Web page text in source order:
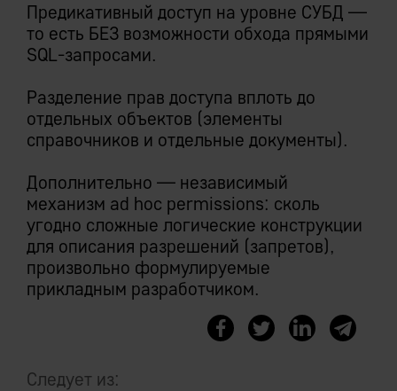
Централизованное хранение данных IEM
Системы
Мультифункциональность закрытой
платформы
Отложенное исполнение
транзакций при межмодульной
синхронизации
Предикативный доступ на уровне СУБД —
то есть БЕЗ возможности обхода прямыми
SQL-запросами.
Разделение прав доступа вплоть до
отдельных объектов (элементы
справочников и отдельные документы).
Дополнительно — независимый
механизм ad hoc permissions: сколь
угодно сложные логические конструкции
для описания разрешений (запретов),
произвольно формулируемые
прикладным разработчиком.
Следует из: